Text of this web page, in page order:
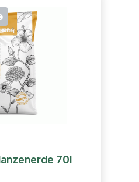
von 5 von 5 Sternen
70l